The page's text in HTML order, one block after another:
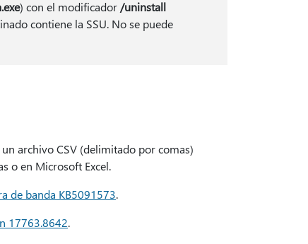
) con el modificador /uninstall
contiene la SSU. No se puede
archivo CSV (delimitado por comas)
o en Microsoft Excel.
de banda KB5091573.
17763.8642.